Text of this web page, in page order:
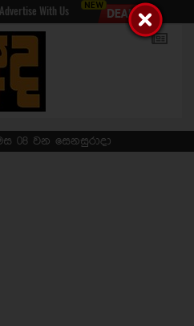
Advertise With Us
08 වන සෙනසුරාදා